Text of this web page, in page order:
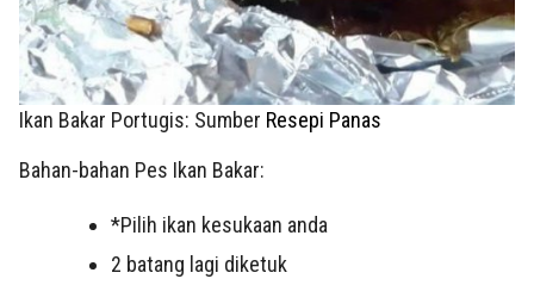
Ikan Bakar Portugis: Sumber Resepi Panas
Bahan-bahan Pes Ikan Bakar:
*Pilih ikan kesukaan anda
2 batang lagi diketuk